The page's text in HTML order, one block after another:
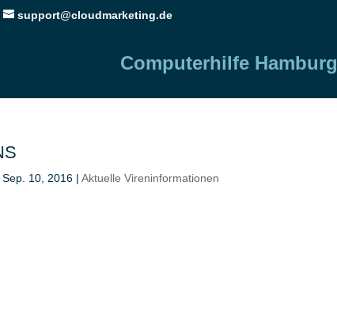
support@cloudmarketing.de
Computerhilfe Hamburg
Sep. 10, 2016 | Aktuelle Vireninformationen